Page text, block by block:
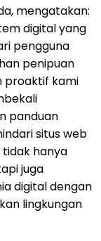
mengatakan:
digital yang
pengguna
penipuan
proaktif kami
panduan
situs web
tidak hanya
juga
digital dengan
lingkungan